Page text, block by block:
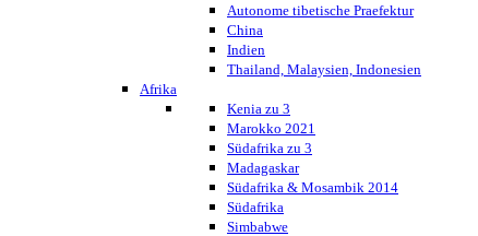
Autonome tibetische Praefektur
China
Indien
Thailand, Malaysien, Indonesien
Afrika
Kenia zu 3
Marokko 2021
Südafrika zu 3
Madagaskar
Südafrika & Mosambik 2014
Südafrika
Simbabwe